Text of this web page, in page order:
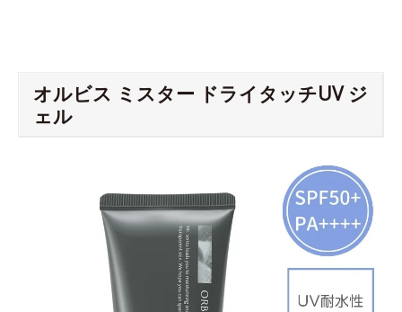
オルビス ミスター ドライタッチUV ジ
ェル